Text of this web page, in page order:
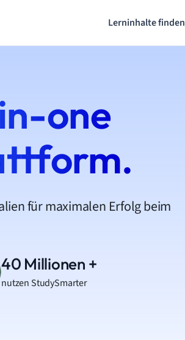
Lerninhalte finden
one
für maximalen Erfolg beim
40 Millionen +
nutzen StudySmarter